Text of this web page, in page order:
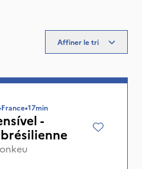
Affiner le tri
France•17min
-